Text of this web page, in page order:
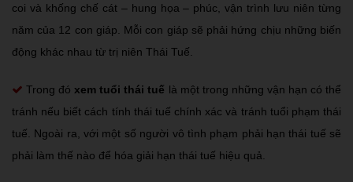
coi và khống chế cát – hung họa – phúc, vận trình lưu niên từng
năm của 12 con giáp. Mỗi con giáp sẽ phải hứng chịu những biến
động khác nhau từ trị niên Thái Tuế.
Trong đó xem tuổi thái tuế là một trong những vận hạn có thể
tránh nếu biết cách tính thái tuế chính xác và tránh tuổi phạm thái
tuế. Ngoài ra, với một số người vô tình phạm phải hạn thái tuế sẽ
phải làm thế nào để hóa giải hạn thái tuế hiệu quả.